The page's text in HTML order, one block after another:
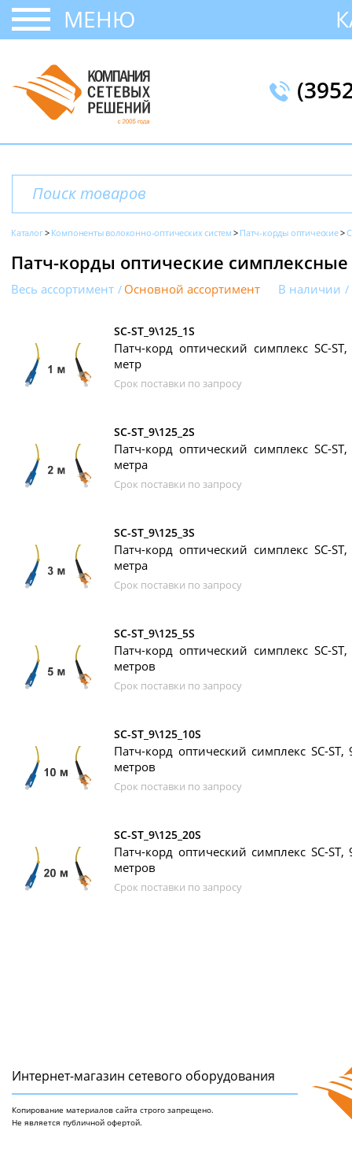
МЕНЮ
Каталог Компоненты волоконно-оптических систем Патч-корды оптические
Патч-корды оптические симплексные
Весь ассортимент Основной ассортимент В наличии
SC-ST_9\125_1S
Патч-корд оптический симплекс SC-
метр
Срок поставки по запросу
SC-ST_9\125_2S
Патч-корд оптический симплекс SC-
метра
Срок поставки по запросу
SC-ST_9\125_3S
Патч-корд оптический симплекс SC-
метра
Срок поставки по запросу
SC-ST_9\125_5S
Патч-корд оптический симплекс SC-
метров
Срок поставки по запросу
SC-ST_9\125_10S
Патч-корд оптический симплекс SC-
метров
Срок поставки по запросу
SC-ST_9\125_20S
Патч-корд оптический симплекс SC-
метров
Срок поставки по запросу
Интернет-магазин сетeвого оборудования
Копирование материалов сайта строго запрещено.
Не является публичной офертой.